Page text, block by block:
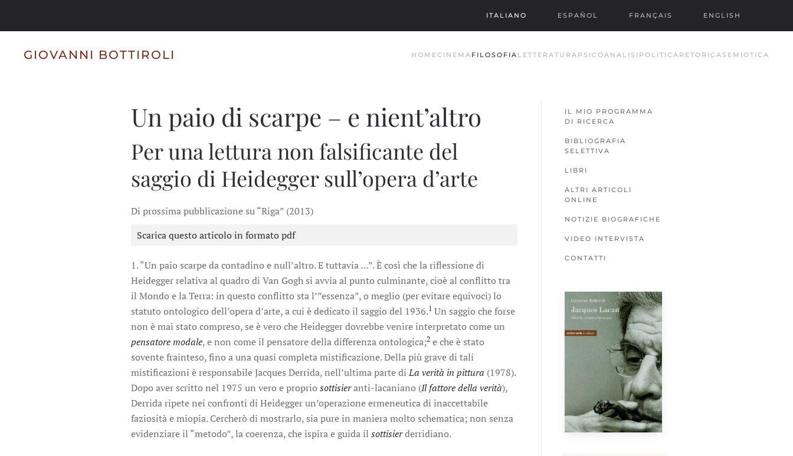
ITALIANO ESPAÑOL FRANÇAIS ENGLISH
GIOVANNI BOTTIROLI HOMECINEMA FILOSOFIA LETTERATURA PSICOANALISI POLITICA RETORICA SEMIOTICA
Un paio di scarpe – e nient’altro
Per una lettura non falsificante del
saggio di Heidegger sull’opera d’arte
Di prossima pubblicazione su “Riga” (2013)
Scarica questo articolo in formato pdf
1. “Un paio scarpe da contadino e null’altro. E tuttavia …”. È così che la riflessione di
Heidegger relativa al quadro di Van Gogh si avvia al punto culminante, cioè al conflitto tra
il Mondo e la Terra: in questo conflitto sta l’”essenza”, o meglio (per evitare equivoci) lo
statuto ontologico dell’opera d’arte, a cui è dedicato il saggio del 1936.1 Un saggio che forse
non è mai stato compreso, se è vero che Heidegger dovrebbe venire interpretato come un
pensatore modale, e non come il pensatore della differenza ontologica;2 e che è stato
sovente frainteso, fino a una quasi completa mistificazione. Della più grave di tali
mistificazioni è responsabile Jacques Derrida, nell’ultima parte diLa verità in pittura (1978).
Dopo aver scritto nel 1975 un vero e proprio sottisieranti-lacaniano (Il fattore della verità),
Derrida ripete nei confronti di Heidegger un’operazione ermeneutica di inaccettabile
faziosità e miopia. Cercherò di mostrarlo, sia pure in maniera molto schematica; non senza
evidenziare il “metodo”, la coerenza, che ispira e guida il sottisierderridiano.
IL MIO PROGRAMMA
DI RICERCA
BIBLIOGRAFIA
SELETTIVA
LIBRI
ALTRI ARTICOLI
ONLINE
NOTIZIE BIOGRAFICHE
VIDEO INTERVISTA
CONTATTI